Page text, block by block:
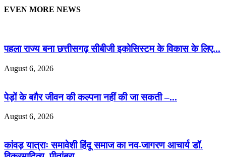
EVEN MORE NEWS
पहला राज्य बना छत्तीसगढ़ सीबीजी इकोसिस्टम के विकास के लिए...
August 6, 2026
पेड़ों के बग़ैर जीवन की कल्पना नहीं की जा सकती –...
August 6, 2026
कांवड़ यात्राः समावेशी हिंदू समाज का नव-जागरण आचार्य डॉ.